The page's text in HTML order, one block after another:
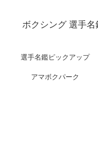
ボクシング 選手
選手名鑑ピックアップ
アマボクパーク